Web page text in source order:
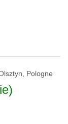
Pologne